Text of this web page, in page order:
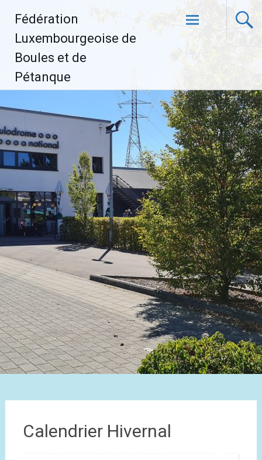
contenu
Fédération
Luxembourgeoise de
Boules et de
Pétanque
Calendrier Hivernal